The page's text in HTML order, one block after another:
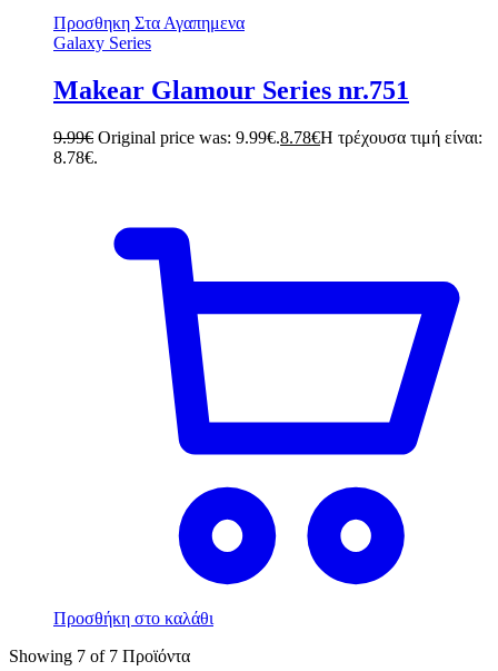
Προσθηκη Στα Αγαπημενα
Galaxy Series
Makear Glamour Series nr.751
9.99€ Original price was: 9.99€.8.78€Η τρέχουσα τιμή είναι:
8.78€.
Προσθήκη στο καλάθι
Showing 7 of 7 Προϊόντα